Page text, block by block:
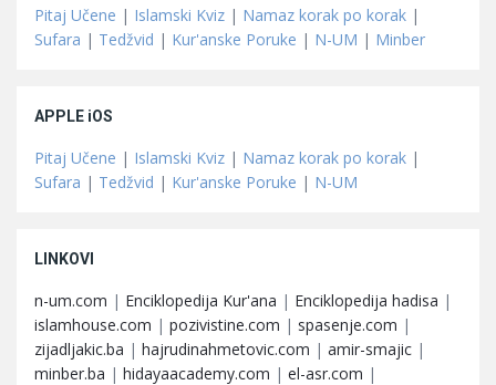
Pitaj Učene | Islamski Kviz | Namaz korak po korak |
Sufara | Tedžvid | Kur'anske Poruke | N-UM | Minber
APPLE iOS
Pitaj Učene | Islamski Kviz | Namaz korak po korak |
Sufara | Tedžvid | Kur'anske Poruke | N-UM
LINKOVI
n-um.com | Enciklopedija Kur'ana | Enciklopedija hadisa |
islamhouse.com | pozivistine.com | spasenje.com |
zijadljakic.ba | hajrudinahmetovic.com | amir-smajic |
minber.ba | hidayaacademy.com | el-asr.com |